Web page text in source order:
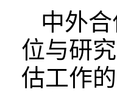
中外
位与研
估工作